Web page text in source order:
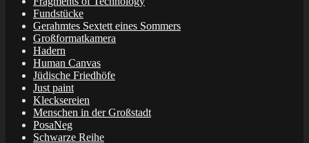
Fundstücke
Gerahmtes Sextett eines Sommers
Großformatkamera
Hadern
Human Canvas
Jüdische Friedhöfe
Just paint
Klecksereien
Menschen in der Großstadt
PosaNeg
Schwarze Reihe